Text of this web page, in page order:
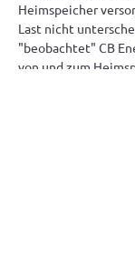
Heimspeicher
Last nicht
"beobachtet" CB
von und zum